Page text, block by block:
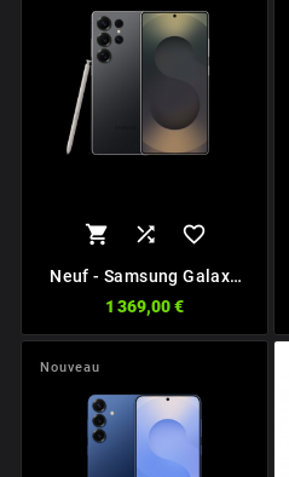
  
Neuf - Samsung Galaxy
1 369,00 €
Nouveau